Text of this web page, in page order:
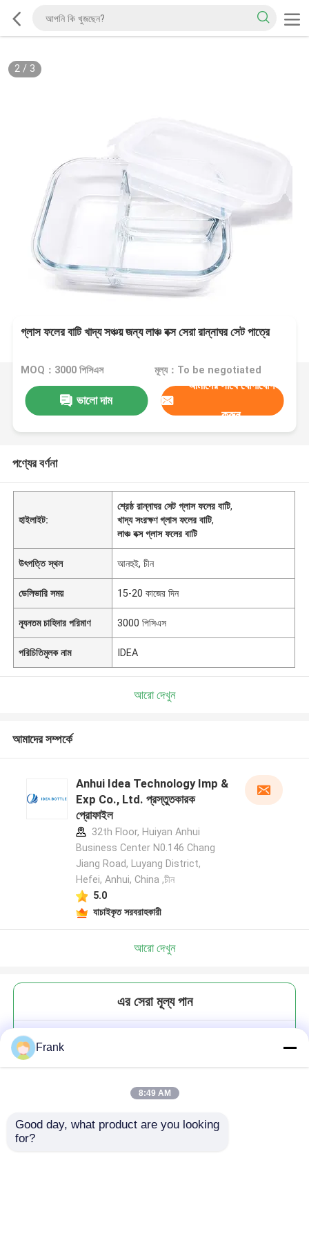
2/ 3
গ্লাস ফলের বাটি খাদ্য সঞ্চয় জন্য লাঞ্চ বক্স সেরা রান্নাঘর সেট পাত্রে
MOQ：3000 পিসিএস মূল্য：To be negotiated
ভালো দাম
আমাদের সাথে যোগাযোগ
করুন
পণ্যের বর্ণনা
হাইলাইট:
শ্রেষ্ঠ রান্নাঘর সেট গ্লাস ফলের বাটি,
খাদ্য সংরক্ষণ গ্লাস ফলের বাটি,
লাঞ্চ বক্স গ্লাস ফলের বাটি
উৎপত্তি স্থল আনহুই, চীন
ডেলিভারি সময় 15-20 কাজের দিন
ন্যূনতম চাহিদার পরিমাণ 3000 পিসিএস
পরিচিতিমুলক নাম IDEA
আরো দেখুন
আমাদের সম্পর্কে
Anhui Idea Technology Imp &
Exp Co., Ltd. প্রস্তুতকারক
প্রোফাইল
32th Floor, Huiyan Anhui
Business Center N0.146 Chang
Jiang Road, Luyang District,
Hefei, Anhui, China ,চীন
5.0
যাচাইকৃত সরবরাহকারী
আরো দেখুন
এর সেরা মূল্য পান
Frank
8:49 AM
Good day, what product are you looking
for?